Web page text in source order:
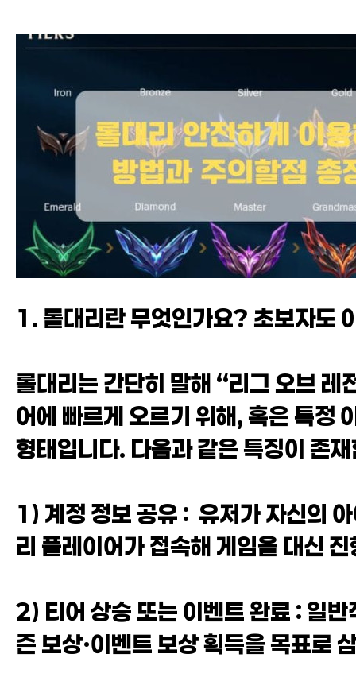
1. 롤대리란 무엇인가요? 초보자도
롤대리는 간단히 말해 “리그 오브 레
어에 빠르게 오르기 위해, 혹은 특정
형태입니다. 다음과 같은 특징이 존
1) 계정 정보 공유 : 유저가 자신의
리 플레이어가 접속해 게임을 대신
2) 티어 상승 또는 이벤트 완료 : 일
즌 보상·이벤트 보상 획득을 목표로